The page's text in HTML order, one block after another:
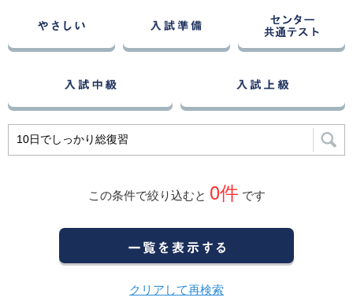
この条件で絞り込むと 0件です
クリアして再検索